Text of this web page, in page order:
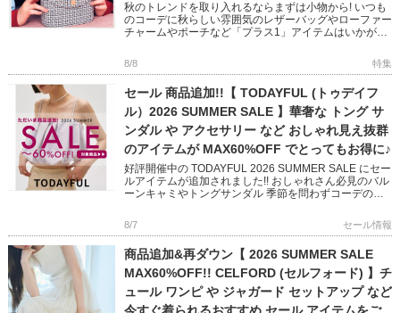
秋のトレンドを取り入れるならまずは小物から! いつも
のコーデに秋らしい雰囲気のレザーバッグやローファー
チャームやポーチなど「プラス1」アイテムはいかがで
い小物をピック […]
8/8 特集
セール 商品追加!!【 TODAYFUL (トゥデイフ
ル）2026 SUMMER SALE 】華奢な トング サ
ンダル や アクセサリー など おしゃれ見え抜群
のアイテムが MAX60%OFF でとってもお得に♪
好評開催中の TODAYFUL 2026 SUMMER SALE にセー
ルアイテムが追加されました!! おしゃれさん必見のバル
ーンキャミやトングサンダル 季節を問わずコーデのア
8/7 セール情報
商品追加&再ダウン【 2026 SUMMER SALE
MAX60%OFF!! CELFORD (セルフォード) 】チ
ュール ワンピ や ジャガード セットアップ など